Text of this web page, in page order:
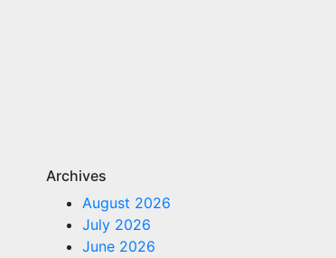
Archives
August 2026
July 2026
June 2026